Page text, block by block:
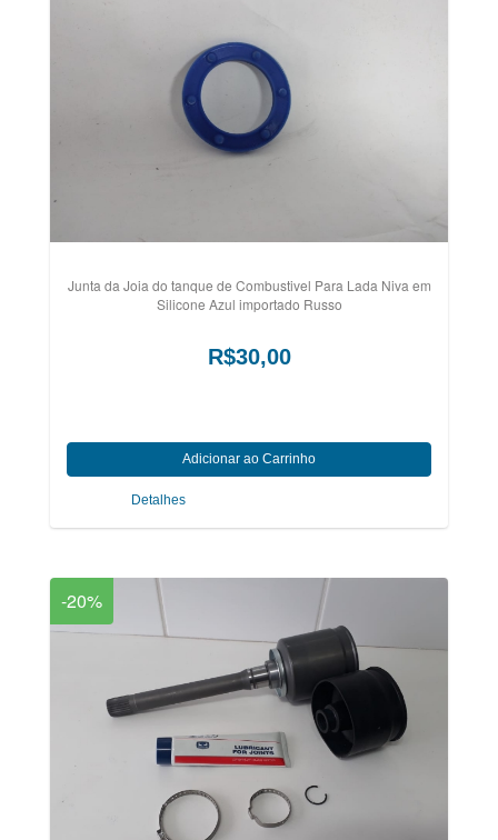
Junta da Joia do tanque de Combustivel Para Lada Niva em
Silicone Azul importado Russo
R$30,00
Detalhes
-20%